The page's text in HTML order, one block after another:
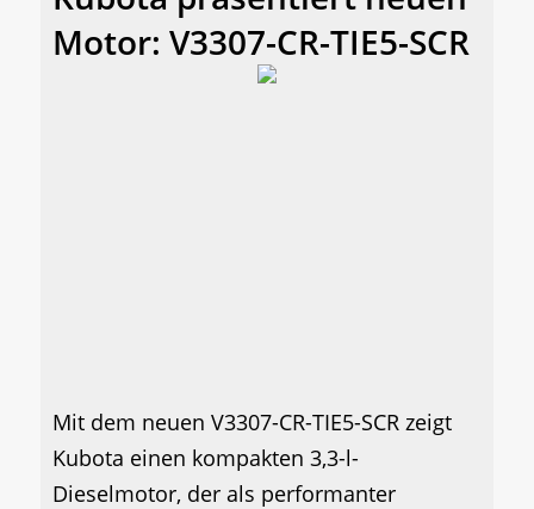
Motor: V3307-CR-TIE5-SCR
Mit dem neuen V3307-CR-TIE5-SCR zeigt
Kubota einen kompakten 3,3-l-
Dieselmotor, der als performanter